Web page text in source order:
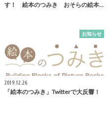
す！ 絵本のつみき おそらの絵本…
お知らせ
2019.12.26
「絵本のつみき」Twitterで大反響！